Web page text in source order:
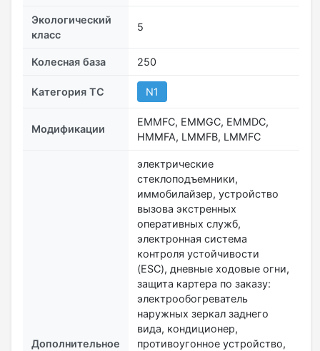
Экологический
класс
5
Колесная база 250
Категория ТС N1
Модификации
EMMFC, EMMGC, EMMDC,
HMMFA, LMMFB, LMMFC
Дополнительное
электрические
стеклоподъемники,
иммобилайзер, устройство
вызова экстренных
оперативных служб,
электронная система
контроля устойчивости
(ESC), дневные ходовые огни,
защита картера по заказу:
электрообогреватель
наружных зеркал заднего
вида, кондиционер,
противоугонное устройство,